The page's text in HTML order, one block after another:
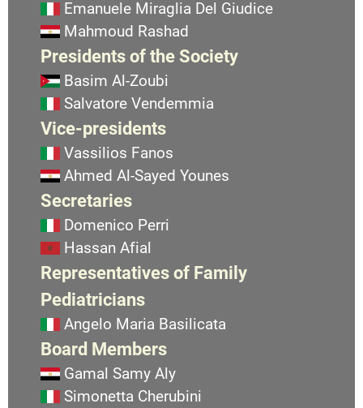
Emanuele Miraglia Del Giudice
Mahmoud Rashad
Presidents of the Society
Basim Al-Zoubi
Salvatore Vendemmia
Vice-presidents
Vassilios Fanos
Ahmed Al-Sayed Younes
Secretaries
Domenico Perri
Hassan Afial
Representatives of Family
Pediatricians
Angelo Maria Basilicata
Board Members
Gamal Samy Aly
Simonetta Cherubini